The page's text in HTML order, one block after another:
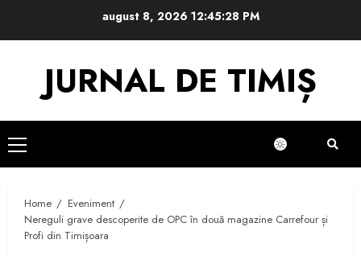
august 8, 2026 12:45:29 PM
JURNAL DE TIMIȘ
Primary
Menu
Home
Eveniment
Nereguli grave descoperite de OPC în două magazine Carrefour și
Profi din Timișoara